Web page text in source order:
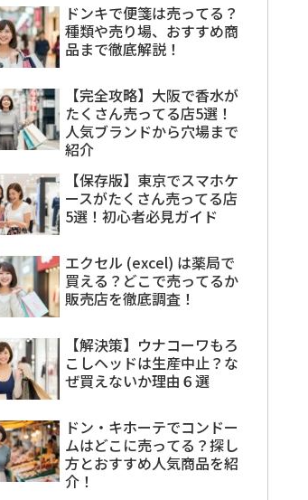
ドンキで便箋は売ってる？
種類や売り場、おすすめ商
品まで徹底解説！
【完全攻略】大阪で香水が
たくさん売ってる店5選！
人気ブランドから穴場まで
紹介
【保存版】東京でスマホケ
ースがたくさん売ってる店
5選！初心者必見ガイド
エクセル (excel) は薬局で
買える？どこで売ってるか
販売店を徹底調査！
【解決策】ウナコーワもろ
こしヘッドは生産中止？な
ぜ買えないか理由６選
ドン・キホーテでコンドー
ムはどこに売ってる？探し
方とおすすめ人気商品を紹
介！